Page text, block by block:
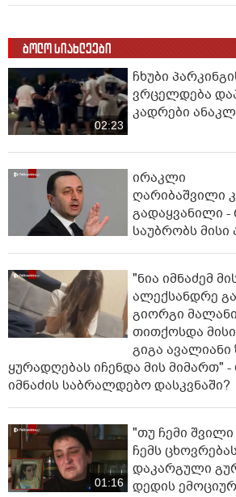
ბოლო სიახლეები
02:23
ჩხუბი
ვრცელდება
კადრები
ირაკლი
ღარიბაშვილი
გადაყვანილი
საუბრობს მისი
"ნია იმნაძემ
ალექსანდრე
გიორგი
თითქოსდა
გიგა ავალიანი
ყურადღებას იჩენდა მის მიმართ" -
იმნაძის საბრალდებო დასკვნაში?
01:16
"თუ ჩემი
ჩემს
დაკარგული
დედის